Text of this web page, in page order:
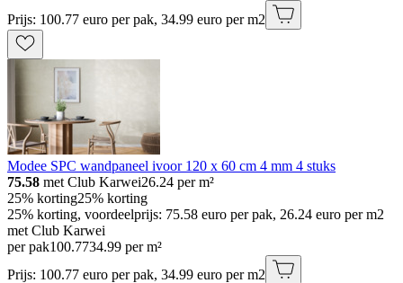
Prijs: 100.77 euro per pak, 34.99 euro per m2
Modee SPC wandpaneel ivoor 120 x 60 cm 4 mm 4 stuks
75.58 met Club Karwei26.24 per m²
25% korting25% korting
25% korting, voordeelprijs: 75.58 euro per pak, 26.24 euro per m2
met Club Karwei
per pak100.7734.99 per m²
Prijs: 100.77 euro per pak, 34.99 euro per m2